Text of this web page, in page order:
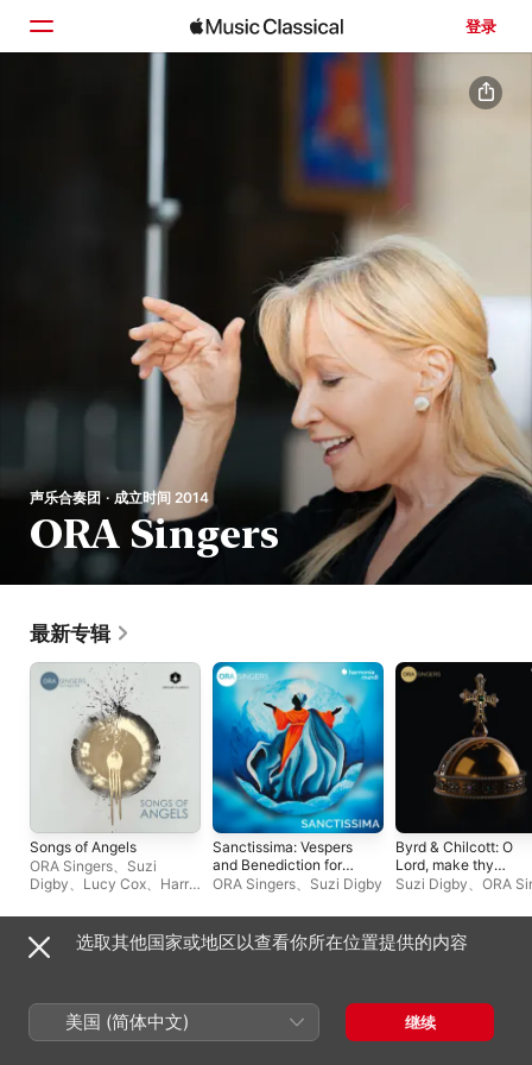
登录
声乐合奏团 · 成立时间 2014
ORA Singers
最新专辑
Songs of Angels
ORA Singers、 Suzi
Digby、 Lucy Cox、 Harry
Sanctissima: Vespers
and Benediction for
the Feast of the
Virgin Mary
ORA Singers、 Suzi Digby
Byrd & Chilcott: O
Lord, make thy
servant Elizabeth
Suzi Digby、 ORA
单曲与 EP
选取其他国家或地区以查看你所在位置提供的内容
美国 (简体中文) 继续